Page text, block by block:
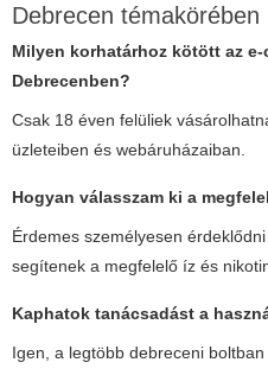
Debrecen témakörében
Milyen korhatárhoz kötött az
Debrecenben?
Csak 18 éven felüliek
üzleteiben és webáruházaiban.
Hogyan válasszam ki a
Érdemes személyesen
segítenek a megfelelő íz és
Kaphatok tanácsadást a
Igen, a legtöbb debreceni